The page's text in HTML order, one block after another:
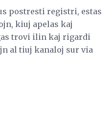
postresti registri, estas
kiuj apelas kaj
trovi ilin kaj rigardi
al tiuj kanaloj sur via